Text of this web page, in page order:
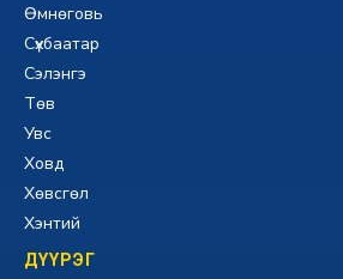
Өмнөговь
Сүхбаатар
Сэлэнгэ
Төв
Увс
Ховд
Хөвсгөл
Хэнтий
ДҮҮРЭГ